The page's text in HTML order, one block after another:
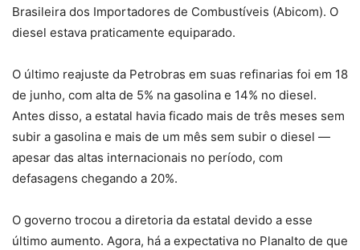
Brasileira dos Importadores de Combustíveis (Abicom). O
diesel estava praticamente equiparado.
O último reajuste da Petrobras em suas refinarias foi em 18
de junho, com alta de 5% na gasolina e 14% no diesel.
Antes disso, a estatal havia ficado mais de três meses sem
subir a gasolina e mais de um mês sem subir o diesel —
apesar das altas internacionais no período, com
defasagens chegando a 20%.
O governo trocou a diretoria da estatal devido a esse
último aumento. Agora, há a expectativa no Planalto de que